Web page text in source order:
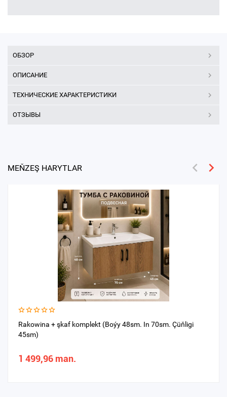
ОБЗОР
ОПИСАНИЕ
ТЕХНИЧЕСКИЕ ХАРАКТЕРИСТИКИ
ОТЗЫВЫ
MEŇZEŞ HARYTLAR
Rakowina + şkaf komplekt (Boýy 48sm. In 70sm. Çüňligi
45sm)
1 499,96 man.